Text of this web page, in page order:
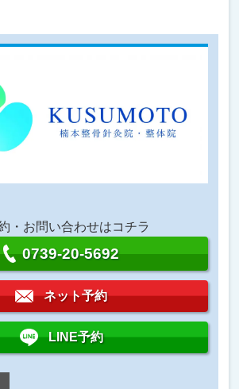
・お問い合わせはコチラ
0739-20-5692
ネット予約
LINE予約